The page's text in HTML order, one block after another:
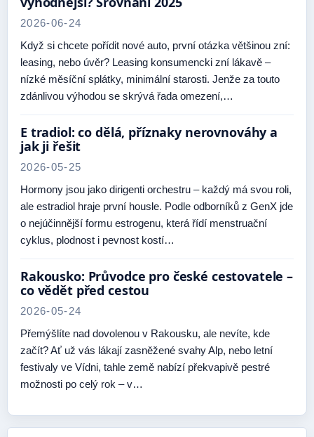
2026-06-24
Když si chcete pořídit nové auto, první otázka většinou zní:
leasing, nebo úvěr? Leasing konsumencki zní lákavě –
nízké měsíční splátky, minimální starosti. Jenže za touto
zdánlivou výhodou se skrývá řada omezení,…
E tradiol: co dělá, příznaky nerovnováhy a
jak ji řešit
2026-05-25
Hormony jsou jako dirigenti orchestru – každý má svou roli,
ale estradiol hraje první housle. Podle odborníků z GenX jde
o nejúčinnější formu estrogenu, která řídí menstruační
cyklus, plodnost i pevnost kostí…
Rakousko: Průvodce pro české cestovatele –
co vědět před cestou
2026-05-24
Přemýšlíte nad dovolenou v Rakousku, ale nevíte, kde
začít? Ať už vás lákají zasněžené svahy Alp, nebo letní
festivaly ve Vídni, tahle země nabízí překvapivě pestré
možnosti po celý rok – v…